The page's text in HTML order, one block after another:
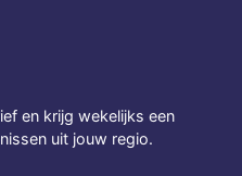
en krijg wekelijks een
uit jouw regio.